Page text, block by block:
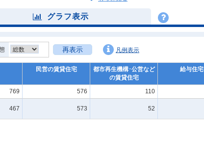
グラフ表示
再表示 凡例表示
民営の賃貸住宅
都市再生機構･公営など
の賃貸住宅
給与住宅
769 576 110
467 573 52